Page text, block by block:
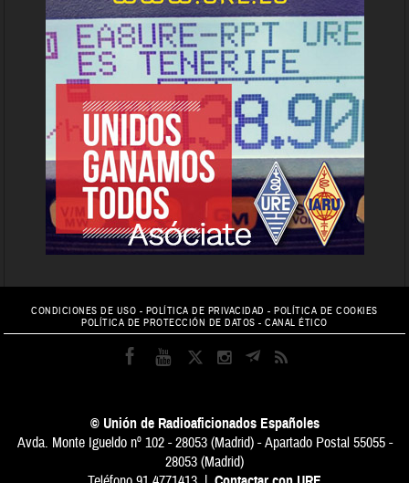
CONDICIONES DE USO - POLÍTICA DE PRIVACIDAD -POLÍTICA DE COOKIES
POLÍTICA DE PROTECCIÓN DE DATOS -CANAL ÉTICO
© Unión de Radioaficionados Españoles
Avda. Monte Igueldo nº 102 - 28053 (Madrid) - Apartado Postal 55055 -
28053 (Madrid)